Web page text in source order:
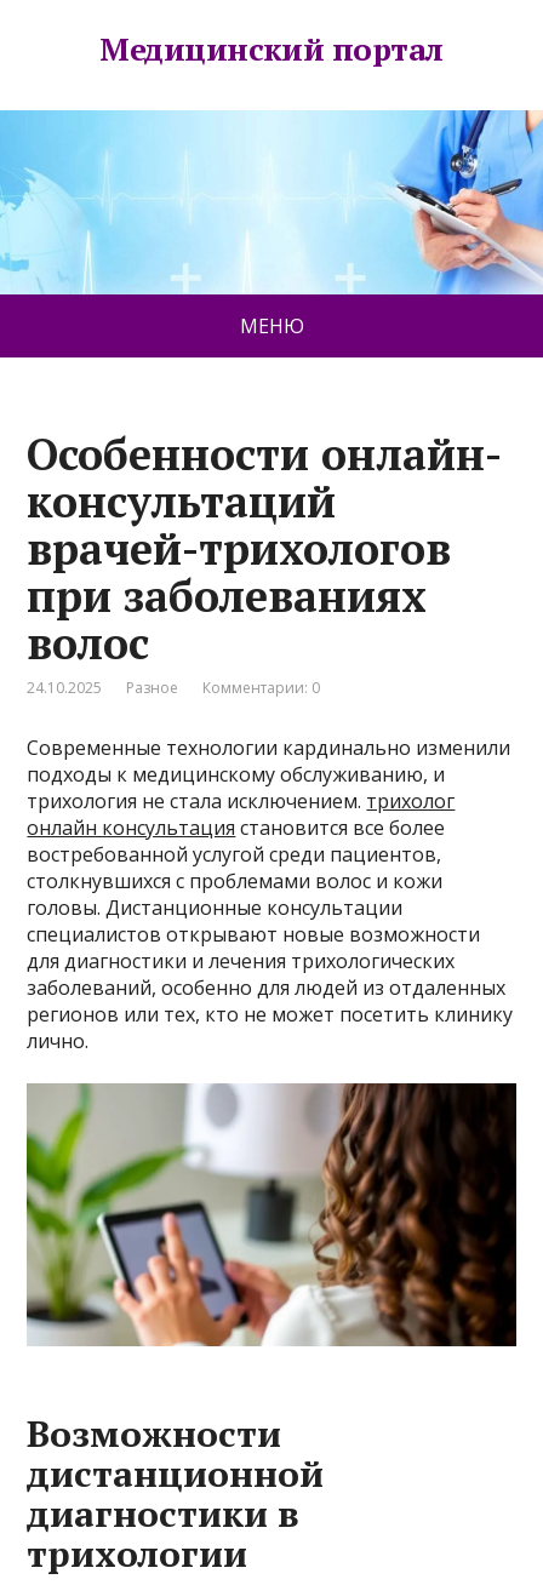
Медицинский портал
МЕНЮ
Особенности онлайн-
консультаций
врачей-трихологов
при заболеваниях
волос
24.10.2025 Разное Комментарии: 0
Современные технологии кардинально изменили
подходы к медицинскому обслуживанию, и
трихология не стала исключением. трихолог
онлайн консультация становится все более
востребованной услугой среди пациентов,
столкнувшихся с проблемами волос и кожи
головы. Дистанционные консультации
специалистов открывают новые возможности
для диагностики и лечения трихологических
заболеваний, особенно для людей из отдаленных
регионов или тех, кто не может посетить клинику
лично.
Возможности
дистанционной
диагностики в
трихологии